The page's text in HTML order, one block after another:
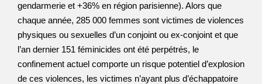
gendarmerie et +36% en région parisienne). Alors que
chaque année, 285 000 femmes sont victimes de violences
physiques ou sexuelles d’un conjoint ou ex-conjoint et que
l’an dernier 151 féminicides ont été perpétrés, le
confinement actuel comporte un risque potentiel d’explosion
de ces violences, les victimes n’ayant plus d’échappatoire